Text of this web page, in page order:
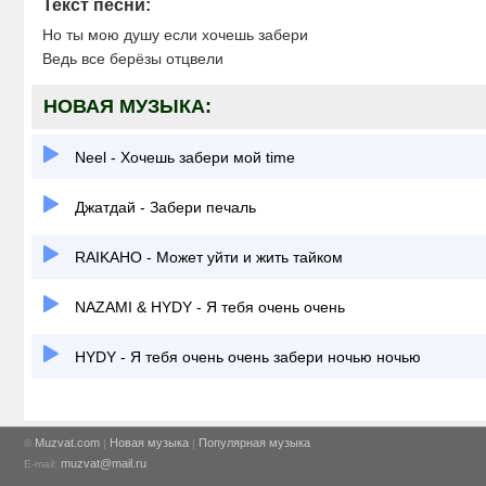
Текст песни:
Но ты мою душу если хочешь забери
Ведь все берёзы отцвели
НОВАЯ МУЗЫКА:
Neel - Хочешь забери мой time
Джатдай - Забери печаль
RAIKAHO - Может уйти и жить тайком
NAZAMI & HYDY - Я тебя очень очень
HYDY - Я тебя очень очень забери ночью ночью
© Muzvat.com | Новая музыка | Популярная музыка
E-mail: muzvat@mail.ru